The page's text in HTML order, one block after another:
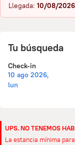
Llegada: 10/08/2026
Tu búsqueda
Check-in
10 ago 2026,
lun
UPS. NO TENEMOS
La estancia mínima